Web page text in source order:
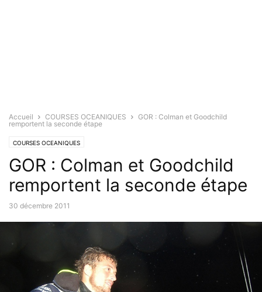
Accueil COURSES OCEANIQUES
GOR : Colman et Goodchild
remportent la seconde étape
COURSES OCEANIQUES
GOR : Colman et Goodchild
remportent la seconde étape
30 décembre 2011